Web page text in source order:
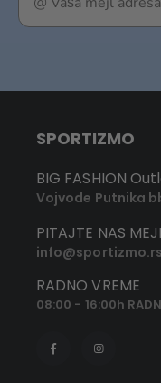
SPORTIZMO
BIG FASHION
Vojvode Putnika
PITAJTE NAS
info@sportizmo.rs
RADNO VREME
08:00 - 16:00h